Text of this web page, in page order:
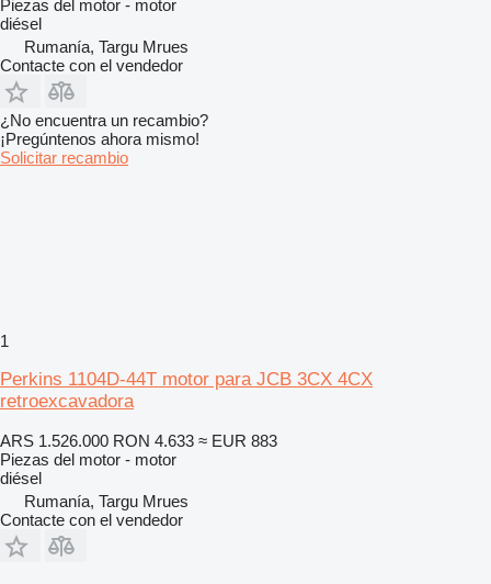
Piezas del motor - motor
diésel
Rumanía, Targu Mrues
Contacte con el vendedor
¿No encuentra un recambio?
¡Pregúntenos ahora mismo!
Solicitar recambio
1
Perkins 1104D-44T motor para JCB 3CX 4CX
retroexcavadora
ARS 1.526.000 RON 4.633 ≈ EUR 883
Piezas del motor - motor
diésel
Rumanía, Targu Mrues
Contacte con el vendedor